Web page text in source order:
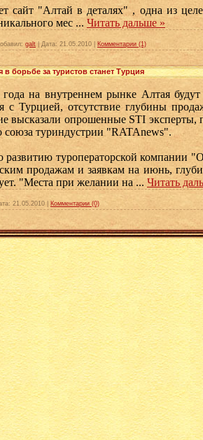
сайт "Алтай в деталях" , одна из
мес ... Читать дальше »
galt Дата: 21.05.2010 Комментарии (1)
борьбе за туристов станет Турция
на внутреннем рынке Алтая
с Турцией, отсутствие глубины
высказали опрошенные STI эксперты,
союза туриндустрии "RATAnews".
развитию туроператорской компании
продажам и заявкам на июнь,
"Места при желании на... Читать
21.05.2010 Комментарии (0)